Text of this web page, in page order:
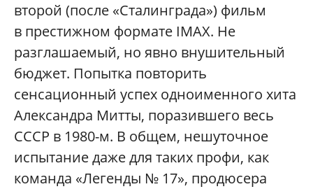
второй (после «Сталинграда») фильм
в престижном формате IMAX. Не
разглашаемый, но явно внушительный
бюджет. Попытка повторить
сенсационный успех одноименного хита
Александра Митты, поразившего весь
СССР в 1980-м. В общем, нешуточное
испытание даже для таких профи, как
команда «Легенды № 17», продюсера